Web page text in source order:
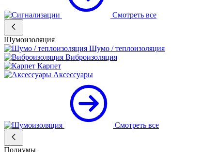
Смотреть все
Шумоизоляция
Шумо / теплоизоляция
Виброизоляция
Карпет
Аксессуары
Смотреть все
Подиумы